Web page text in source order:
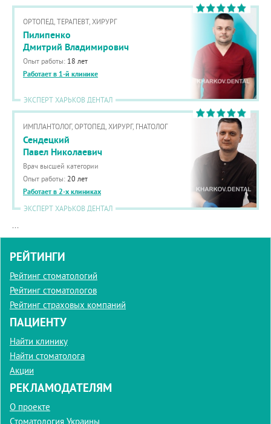
ОРТОПЕД, ТЕРАПЕВТ, ХИРУРГ
Пилипенко
Дмитрий Владимирович
Опыт работы: 18 лет
Работает в 1-й клинике
ЭКСПЕРТ ХАРЬКОВ ДЕНТАЛ
ИМПЛАНТОЛОГ, ОРТОПЕД, ХИРУРГ, ГНАТОЛОГ
Сендецкий
Павел Николаевич
Врач высшей категории
Опыт работы: 20 лет
Работает в 2-х клиниках
ЭКСПЕРТ ХАРЬКОВ ДЕНТАЛ
...
РЕЙТИНГИ
Рейтинг стоматологий
Рейтинг стоматологов
Рейтинг страховых компаний
ПАЦИЕНТУ
Найти клинику
Найти стоматолога
Акции
РЕКЛАМОДАТЕЛЯМ
О проекте
Стоматология Украины